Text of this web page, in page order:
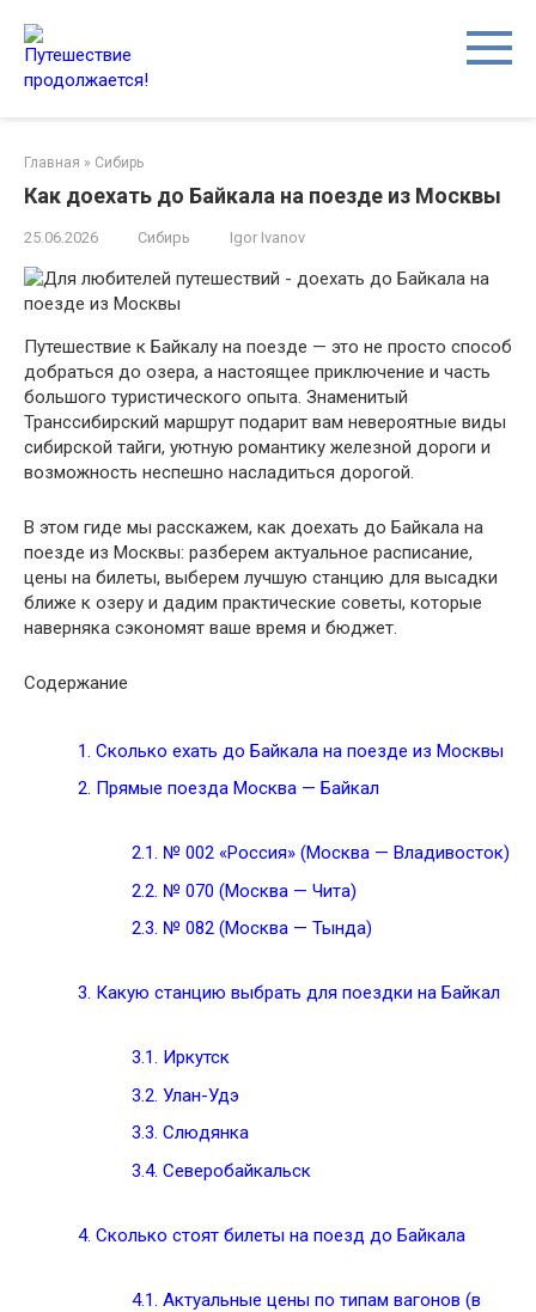
контенту
Главная » Сибирь
Как доехать до Байкала на поезде из Москвы
25.06.2026 Сибирь Igor Ivanov
Путешествие к Байкалу на поезде — это не просто способ
добраться до озера, а настоящее приключение и часть
большого туристического опыта. Знаменитый
Транссибирский маршрут подарит вам невероятные виды
сибирской тайги, уютную романтику железной дороги и
возможность неспешно насладиться дорогой.
В этом гиде мы расскажем, как доехать до Байкала на
поезде из Москвы: разберем актуальное расписание,
цены на билеты, выберем лучшую станцию для высадки
ближе к озеру и дадим практические советы, которые
наверняка сэкономят ваше время и бюджет.
Содержание
1. Сколько ехать до Байкала на поезде из Москвы
2. Прямые поезда Москва — Байкал
2.1. № 002 «Россия» (Москва — Владивосток)
2.2. № 070 (Москва — Чита)
2.3. № 082 (Москва — Тында)
3. Какую станцию выбрать для поездки на Байкал
3.1. Иркутск
3.2. Улан-Удэ
3.3. Слюдянка
3.4. Северобайкальск
4. Сколько стоят билеты на поезд до Байкала
4.1. Актуальные цены по типам вагонов (в